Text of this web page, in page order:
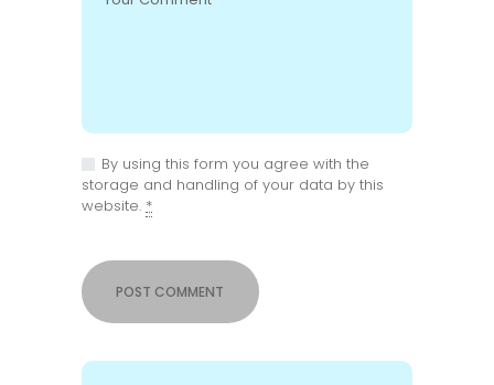
By using this form you agree with the
storage and handling of your data by this
website. *